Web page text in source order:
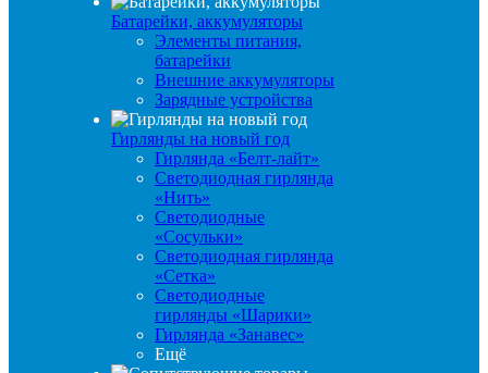
Батарейки, аккумуляторы
Элементы питания,
батарейки
Внешние аккумуляторы
Зарядные устройства
Гирлянды на новый год
Гирлянда «Белт-лайт»
Светодиодная гирлянда
«Нить»
Светодиодные
«Сосульки»
Светодиодная гирлянда
«Сетка»
Светодиодные
гирлянды «Шарики»
Гирлянда «Занавес»
Ещё